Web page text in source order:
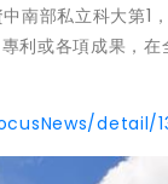
南部私立科大第
利或各項成果，
detail/